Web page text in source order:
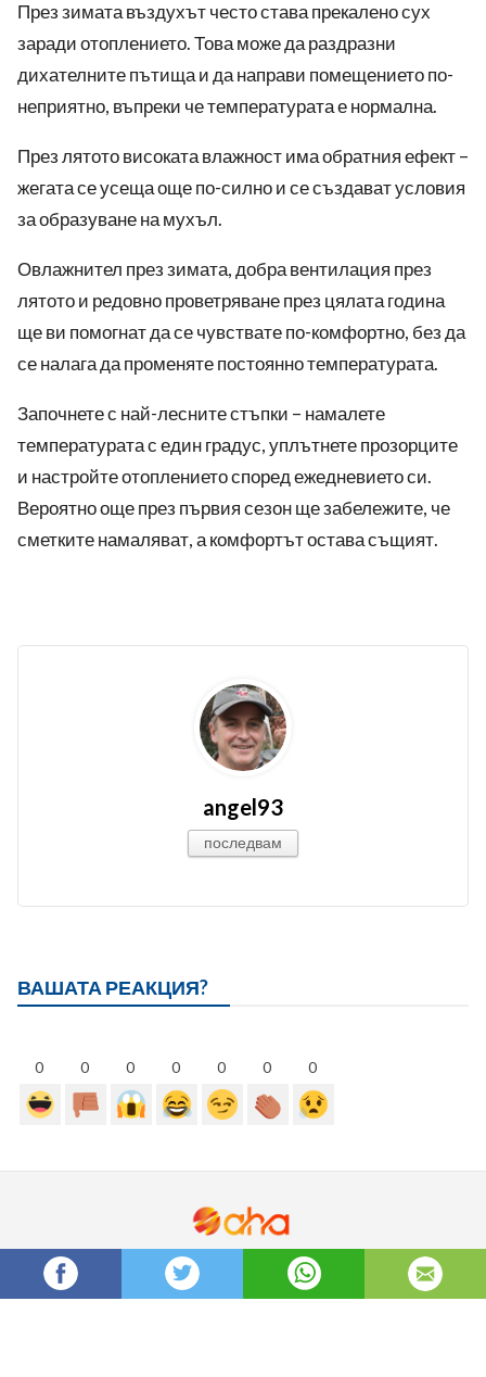
През зимата въздухът често става прекалено сух
заради отоплението. Това може да раздразни
дихателните пътища и да направи помещението по-
неприятно, въпреки че температурата е нормална.
През лятото високата влажност има обратния ефект –
жегата се усеща още по-силно и се създават условия
за образуване на мухъл.
Овлажнител през зимата, добра вентилация през
лятото и редовно проветряване през цялата година
ще ви помогнат да се чувствате по-комфортно, без да
се налага да променяте постоянно температурата.
Започнете с най-лесните стъпки – намалете
температурата с един градус, уплътнете прозорците
и настройте отоплението според ежедневието си.
Вероятно още през първия сезон ще забележите, че
сметките намаляват, а комфортът остава същият.
angel93
последвам
ВАШАТА РЕАКЦИЯ?
0 0 0 0 0 0 0
Бисквитки За нас
Политика за поверителност
Правила за ползване